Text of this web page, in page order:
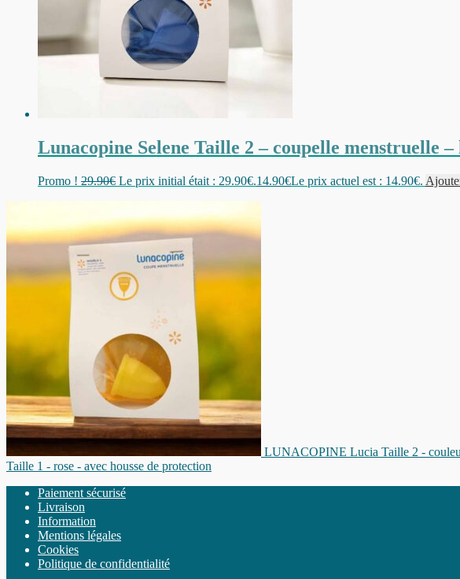
Lunacopine Selene Taille 2 – coupelle menstruelle –
Promo ! 29.90€ Le prix initial était : 29.90€.14.90€Le prix actuel est : 14.90€.
LUNACOPINE Lucia Taille 2 -
Taille 1 - rose - avec housse de protection
Paiement sécurisé
Livraison
Information
Mentions légales
Cookies
Politique de confidentialité